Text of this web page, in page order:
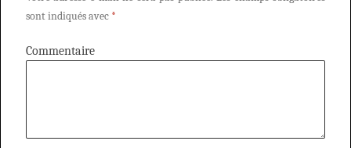
sont indiqués avec *
Commentaire